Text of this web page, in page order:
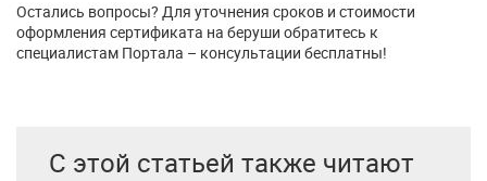
Остались вопросы? Для уточнения сроков и стоимости
оформления сертификата на беруши обратитесь к
специалистам Портала – консультации бесплатны!
С этой статьей также читают